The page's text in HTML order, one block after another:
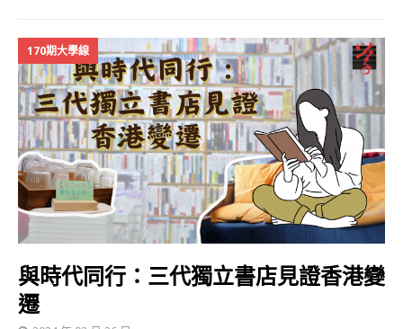
170期大學線
與時代同行：三代獨立書店見證香港變
遷